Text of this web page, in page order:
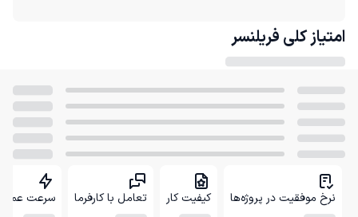
امتیاز کلی فریلنسر
نرخ موفقیت در پروژه‌ها کیفیت کار تعامل با کارفرما سرعت عمل